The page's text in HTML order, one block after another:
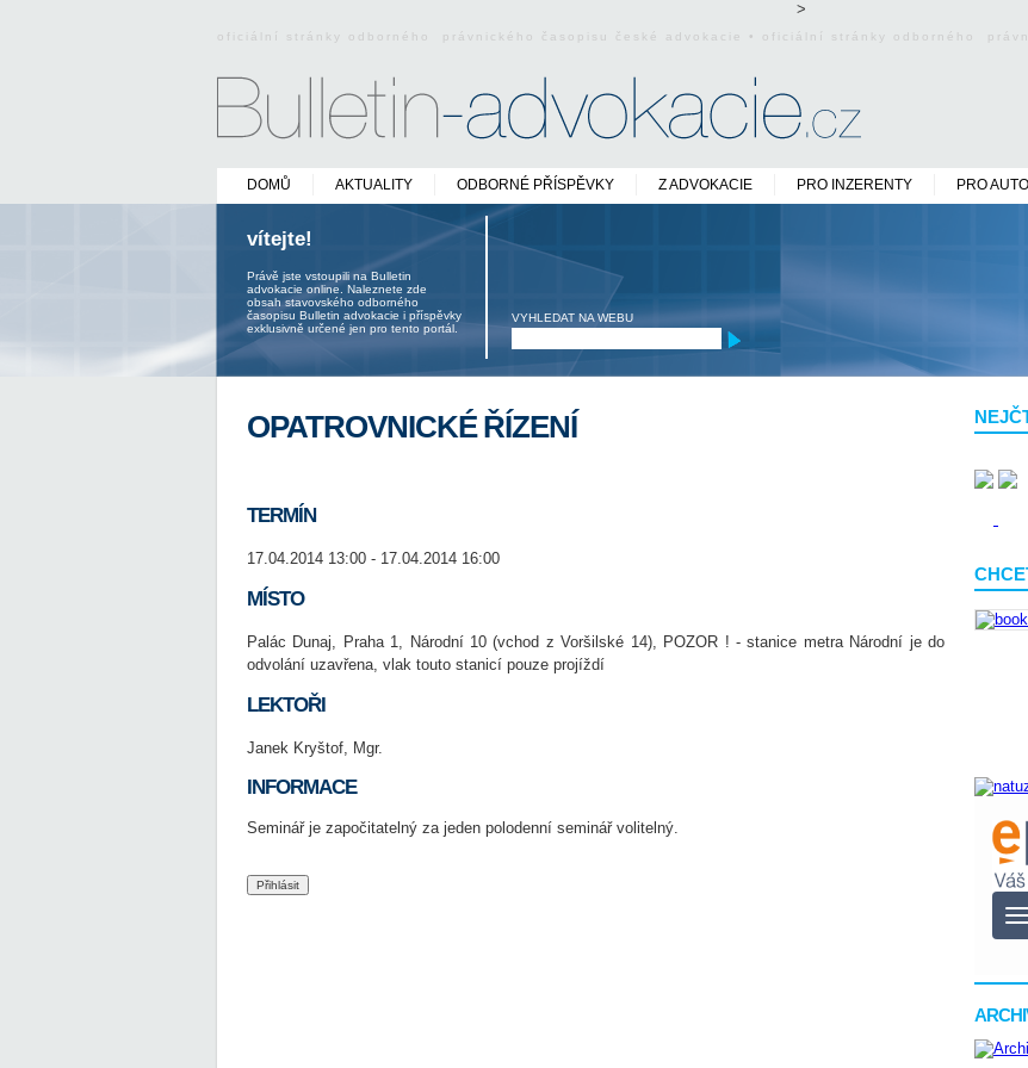
>
oficiální stránky odborného právnického časopisu české advokacie • oficiální stránky odborného
DOMŮ AKTUALITY ODBORNÉ PŘÍSPĚVKY Z ADVOKACIE PRO INZERENTY PRO
vítejte!
Právě jste vstoupili na Bulletin
advokacie online. Naleznete zde
obsah stavovského odborného
časopisu Bulletin advokacie i příspěvky
exklusivně určené jen pro tento portál.
VYHLEDAT NA WEBU
OPATROVNICKÉ ŘÍZENÍ
TERMÍN
17.04.2014 13:00 - 17.04.2014 16:00
MÍSTO
Palác Dunaj, Praha 1, Národní 10 (vchod z Voršilské 14), POZOR ! - stanice metra Národní je do
odvolání uzavřena, vlak touto stanicí pouze projíždí
LEKTOŘI
Janek Kryštof, Mgr.
INFORMACE
Seminář je započitatelný za jeden polodenní seminář volitelný.